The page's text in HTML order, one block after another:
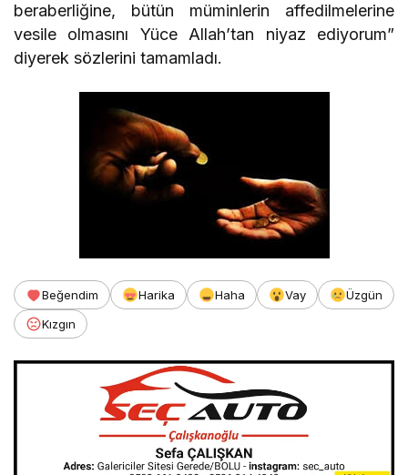
beraberliğine, bütün müminlerin affedilmelerine
vesile olmasını Yüce Allah’tan niyaz ediyorum”
diyerek sözlerini tamamladı.
Beğendim Harika Haha Vay
Üzgün
Kızgın